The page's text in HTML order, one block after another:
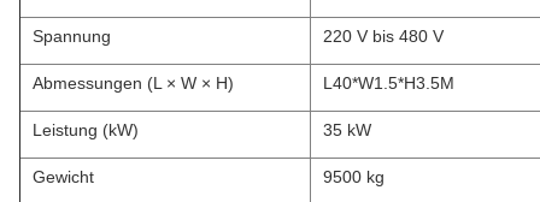
Spannung 220 V bis 480 V
Abmessungen (L × W × H) L40*W1.5*H3.5M
Leistung (kW) 35 kW
Gewicht 9500 kg